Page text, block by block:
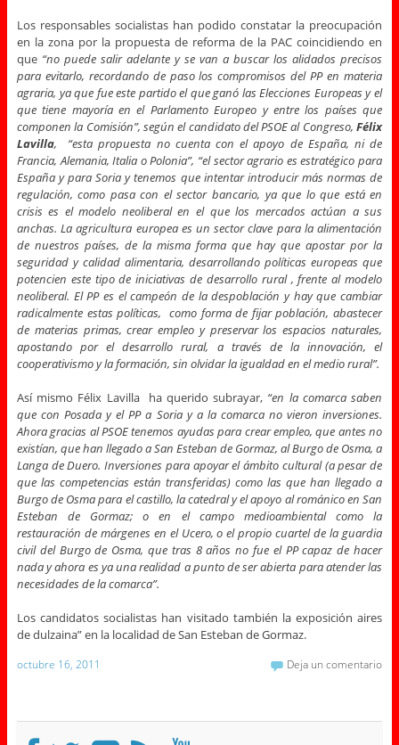
Los responsables socialistas han podido constatar la preocupación
en la zona por la propuesta de reforma de la PAC coincidiendo en
que “no puede salir adelante y se van a buscar los alidados precisos
para evitarlo, recordando de paso los compromisos del PP en materia
agraria, ya que fue este partido el que ganó las Elecciones Europeas y el
que tiene mayoría en el Parlamento Europeo y entre los países que
componen la Comisión”, según el candidato del PSOE al Congreso,Félix
Lavilla, “esta propuesta no cuenta con el apoyo de España, ni de
Francia, Alemania, Italia o Polonia”, “el sector agrario es estratégico para
España y para Soria y tenemos que intentar introducir más normas de
regulación, como pasa con el sector bancario, ya que lo que está en
crisis es el modelo neoliberal en el que los mercados actúan a sus
anchas. La agricultura europea es un sector clave para la alimentación
de nuestros países, de la misma forma que hay que apostar por la
seguridad y calidad alimentaria, desarrollando políticas europeas que
potencien este tipo de iniciativas de desarrollo rural , frente al modelo
neoliberal. El PP es el campeón de la despoblación y hay que cambiar
radicalmente estas políticas, como forma de fijar población, abastecer
de materias primas, crear empleo y preservar los espacios naturales,
apostando por el desarrollo rural, a través de la innovación, el
cooperativismo y la formación, sin olvidar la igualdad en el medio rural”.
Así mismo Félix Lavilla ha querido subrayar, “en la comarca saben
que con Posada y el PP a Soria y a la comarca no vieron inversiones.
Ahora gracias al PSOE tenemos ayudas para crear empleo, que antes no
existían, que han llegado a San Esteban de Gormaz, al Burgo de Osma, a
Langa de Duero. Inversiones para apoyar el ámbito cultural (a pesar de
que las competencias están transferidas) como las que han llegado a
Burgo de Osma para el castillo, la catedral y el apoyo al románico en San
Esteban de Gormaz; o en el campo medioambiental como la
restauración de márgenes en el Ucero, o el propio cuartel de la guardia
civil del Burgo de Osma, que tras 8 años no fue el PP capaz de hacer
nada y ahora es ya una realidad a punto de ser abierta para atender las
necesidades de la comarca”.
Los candidatos socialistas han visitado también la exposición aires
de dulzaina” en la localidad de San Esteban de Gormaz.
octubre 16, 2011 Deja un comentario